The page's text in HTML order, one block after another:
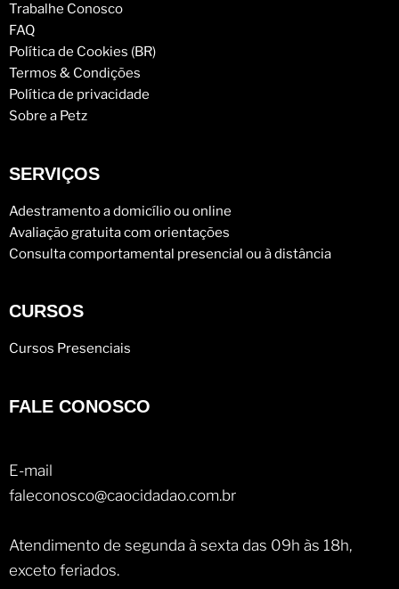
Trabalhe Conosco
FAQ
Política de Cookies (BR)
Termos & Condições
Política de privacidade
Sobre a Petz
SERVIÇOS
Adestramento a domicílio ou online
Avaliação gratuita com orientações
Consulta comportamental presencial ou à distância
CURSOS
Cursos Presenciais
FALE CONOSCO
E-mail
faleconosco@caocidadao.com.br
Atendimento de segunda à sexta das 09h às 18h,
exceto feriados.